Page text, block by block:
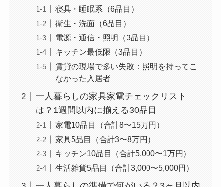
寝具・睡眠系（6品目）
衛生・洗面（6品目）
電源・通信・照明（3品目）
キッチン最低限（3品目）
賃貸の現場で多い失敗：照明を持ってこ
なかった入居者
一人暮らしの家具家電チェックリスト
は？1週間以内に揃える30品目
家電10品目（合計8〜15万円）
家具5品目（合計3〜8万円）
キッチン10品目（合計5,000〜1万円）
生活雑貨5品目（合計3,000〜5,000円）